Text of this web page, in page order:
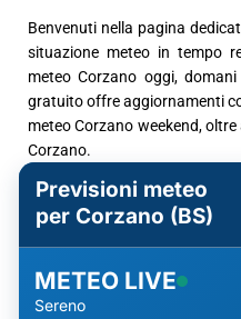
Benvenuti nella pagina
situazione meteo in tempo
meteo Corzano oggi,
gratuito offre aggiornamenti
meteo Corzano weekend,
Corzano.
Previsioni meteo
per Corzano (BS)
METEO LIVE
Sereno